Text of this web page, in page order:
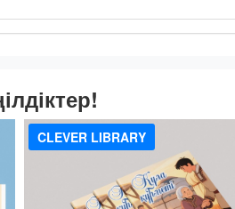
CLEVER LIBRARY